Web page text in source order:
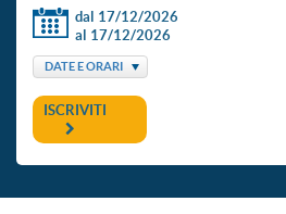
dal 17/12/2026
al 17/12/2026
DATE E ORARI
ISCRIVITI